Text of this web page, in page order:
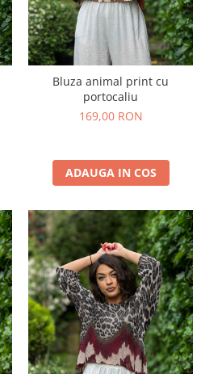
Bluza animal print cu
portocaliu
169,00 RON
ADAUGA IN COS